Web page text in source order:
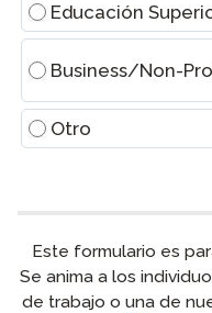
Educación
Business/Non-
Otro
Este formulario es
Se anima a los
de trabajo o una de